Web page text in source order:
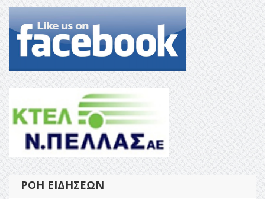
ΡΟΉ ΕΙΔΉΣΕΩΝ